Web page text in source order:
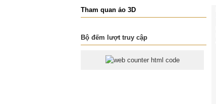
Tham quan ảo 3D
Bộ đếm lượt truy cập